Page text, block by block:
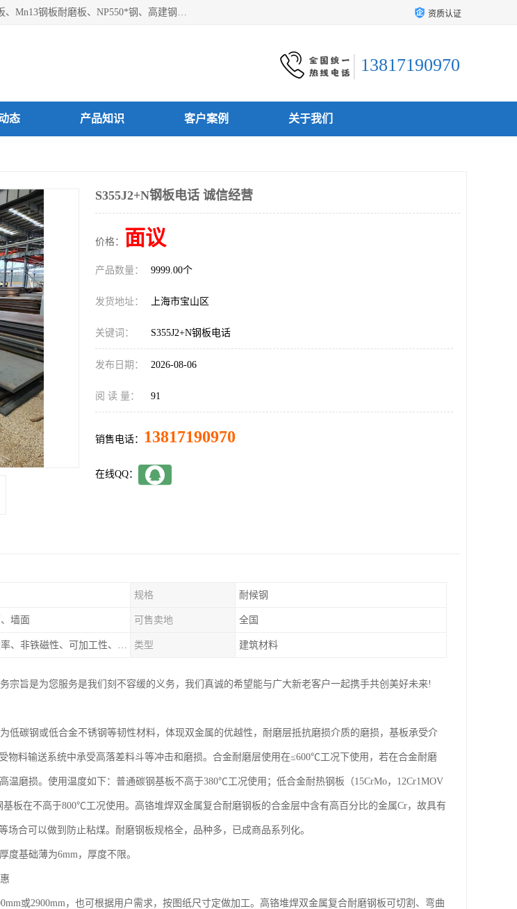
上海焱湘实业有限公司主营产品：09CrCuSb耐候钢、12Cr1MoV合金板、4米宽模台钢板、Mn13钢板耐磨板、NP550*钢、高建钢Q345GJC-Z15等；欢迎前来咨询选购。 资质认证
13817190970
态 产品知识 客户案例 关于我们
S355J2+N钢板电话 诚信经营
价格： 面议
产品数量： 9999.00个
发货地址： 上海市宝山区
关键词： S355J2+N钢板电话
发布日期： 2026-08-06
阅 读 量： 91
销售电话： 13817190970
在线QQ：
规格 耐候钢
墙面 可售卖地 全国
抗腐蚀性、热导量率、非铁磁性、可加工性、可成形性、回收性 类型 建筑材料
宗旨是为您服务是我们刻不容缓的义务，我们真诚的希望能与广大新老客户一起携手共创美好未来!
低碳钢或低合金不锈钢等韧性材料，体现双金属的优越性，耐磨层抵抗磨损介质的磨损，基板承受介
物料输送系统中承受高落差料斗等冲击和磨损。合金耐磨层使用在≤600℃工况下使用，若在合金耐磨
温磨损。使用温度如下：普通碳钢基板不高于380℃工况使用；低合金耐热钢板（15CrMo，12Cr1MOV
板在不高于800℃工况使用。高铬堆焊双金属复合耐磨钢板的合金层中含有高百分比的金属Cr，故具有
场合可以做到防止粘煤。耐磨钢板规格全，品种多，已成商品系列化。
度基础薄为6mm，厚度不限。
或2900mm，也可根据用户需求，按图纸尺寸定做加工。高铬堆焊双金属复合耐磨钢板可切割、弯曲